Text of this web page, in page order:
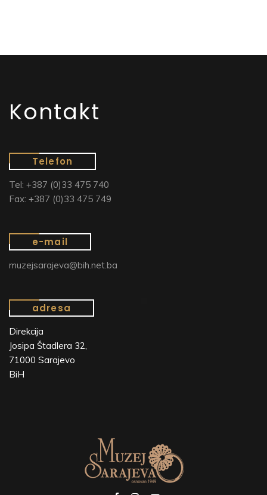
Kontakt
Telefon
Tel: +387 (0)33 475 740
Fax: +387 (0)33 475 749
e-mail
muzejsarajeva@bih.net.ba
adresa
Direkcija
Josipa Štadlera 32,
71000 Sarajevo
BiH